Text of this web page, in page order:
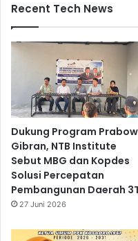
Recent Tech News
Dukung Program
Gibran, NTB Institute
Sebut MBG dan Kopdes
Solusi Percepatan
Pembangunan Daerah
27 Juni 2026